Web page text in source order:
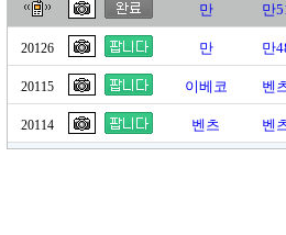
만 만
20126 만 만
20115 이베코 벤
20114 벤츠 벤